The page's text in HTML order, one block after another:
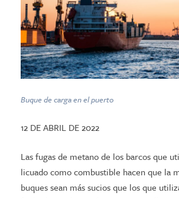
Buque de carga en el puerto
12 DE ABRIL DE 2022
Las fugas de metano de los barcos que
licuado como combustible hacen que la
buques sean más sucios que los que